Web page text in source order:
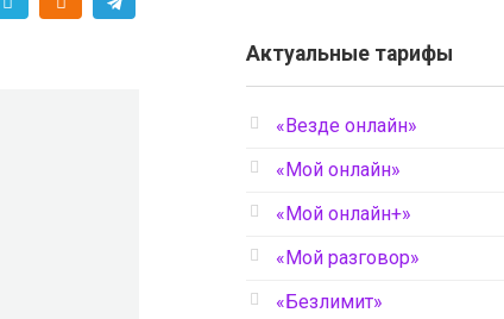
Актуальные тарифы
«Везде онлайн»
«Мой онлайн»
«Мой онлайн+»
«Мой разговор»
«Безлимит»